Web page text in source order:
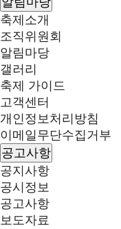
축제소개
조직위원회
알림마당
갤러리
축제 가이드
고객센터
개인정보처리방침
이메일무단수집거부
공고사항
공지사항
공시정보
공고사항
보도자료